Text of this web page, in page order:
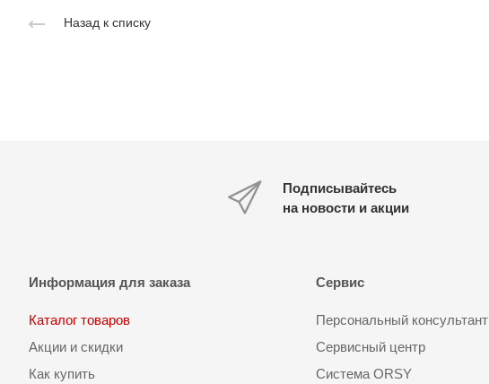
Назад к списку
Подписывайтесь
на новости и акции
Информация для заказа
Каталог товаров
Акции и скидки
Как купить
Сервис
Персональный консультант
Сервисный центр
Система ORSY